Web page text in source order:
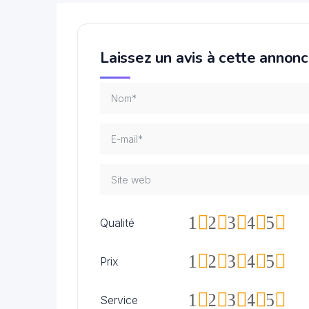
Laissez un avis à cette
Qualité 5
4
3
2
1
Prix 5
4
3
2
1
Service 5
4
3
2
1